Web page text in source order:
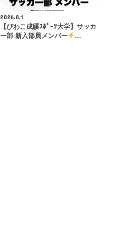
2026.8.1
【びわこ成蹊ｽﾎﾟｰﾂ大学】サッカ
ー部 新入部員メンバー
…